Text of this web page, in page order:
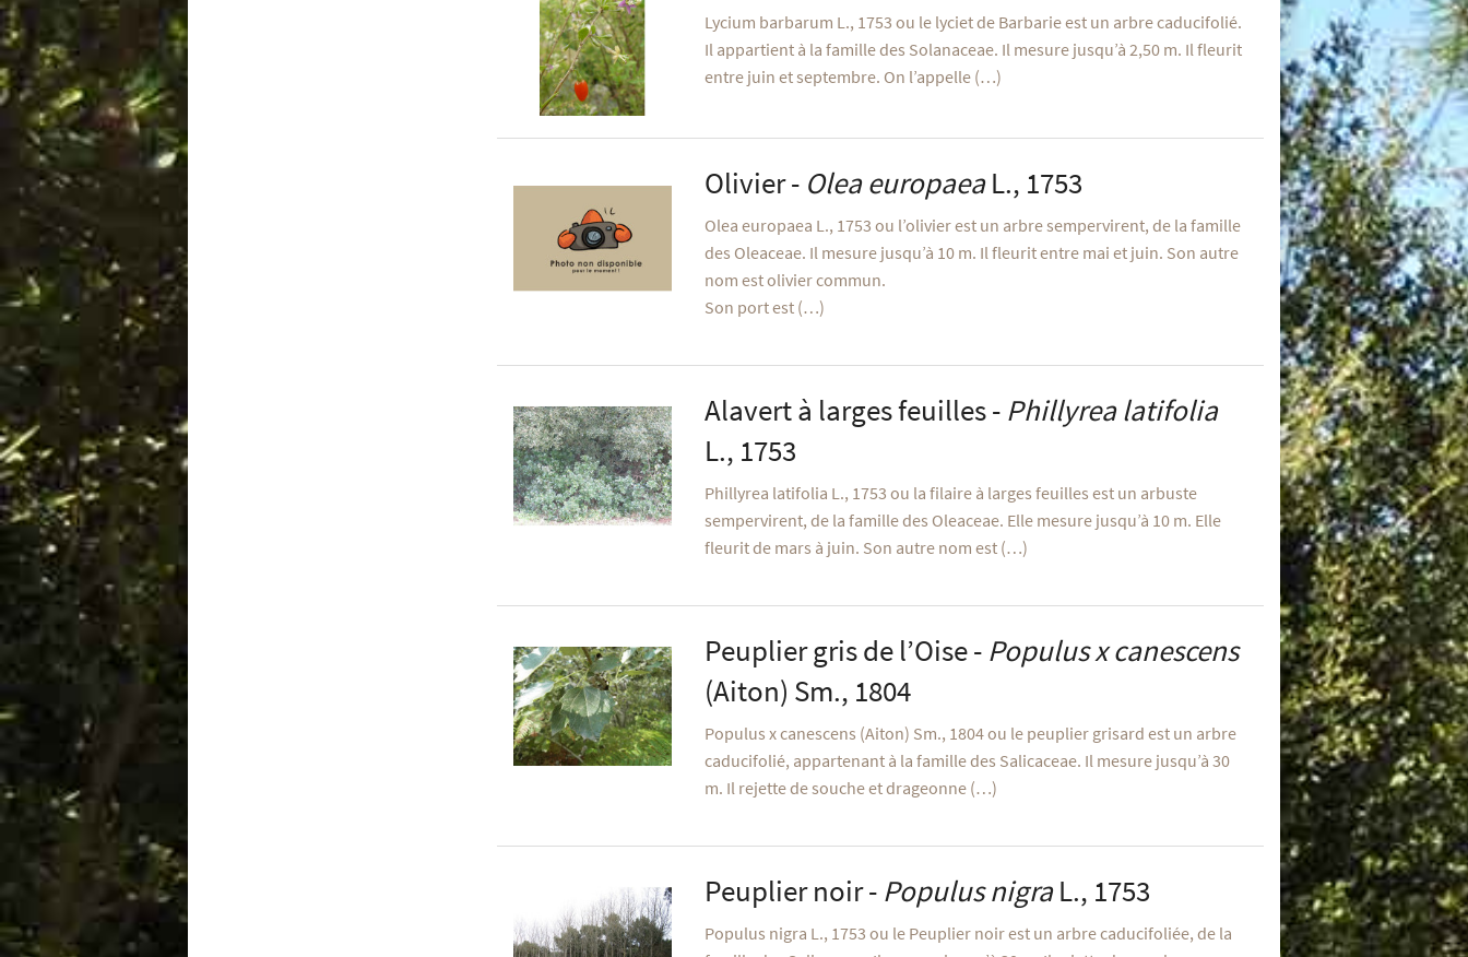
Lycium barbarum L., 1753 ou le lyciet de Barbarie est un arbre caducifolié.
Il appartient à la famille des Solanaceae. Il mesure jusqu’à 2,50 m. Il fleurit
entre juin et septembre. On l’appelle (…)
Olivier - Olea europaeaL., 1753
Olea europaea L., 1753 ou l’olivier est un arbre sempervirent, de la famille
des Oleaceae. Il mesure jusqu’à 10 m. Il fleurit entre mai et juin. Son autre
nom est olivier commun.
Son port est (…)
Alavert à larges feuilles - Phillyrea latifolia
L., 1753
Phillyrea latifolia L., 1753 ou la filaire à larges feuilles est un arbuste
sempervirent, de la famille des Oleaceae. Elle mesure jusqu’à 10 m. Elle
fleurit de mars à juin. Son autre nom est (…)
Peuplier gris de l’Oise - Populus x canescens
(Aiton) Sm., 1804
Populus x canescens (Aiton) Sm., 1804 ou le peuplier grisard est un arbre
caducifolié, appartenant à la famille des Salicaceae. Il mesure jusqu’à 30
m. Il rejette de souche et drageonne (…)
Peuplier noir - Populus nigraL., 1753
Populus nigra L., 1753 ou le Peuplier noir est un arbre caducifoliée, de la